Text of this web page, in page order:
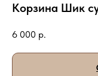
Корзина Шик
6 000 р.